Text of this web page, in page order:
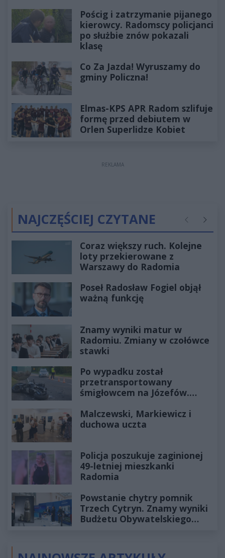
Pościg i zatrzymanie pijanego
kierowcy. Radomscy policjanci
po służbie znów pokazali
klasę
Co Za Jazda! Wyruszamy do
gminy Policzna!
Elmas-KPS APR Radom szlifuje
formę przed debiutem w
Orlen Superlidze Kobiet
REKLAMA
NAJCZĘŚCIEJ CZYTANE Poprzednie
Coraz większy ruch. Kolejne
loty przekierowane z
Warszawy do Radomia
Poseł Radosław Fogiel objął
ważną funkcję
Znamy wyniki matur w
Radomiu. Zmiany w czołówce
stawki
Po wypadku został
przetransportowany
śmigłowcem na Józefów.
Malczewski, Markiewicz i
duchowa uczta
Policja poszukuje zaginionej
49-letniej mieszkanki
Radomia
Powstanie chytry pomnik
Trzech Cytryn. Znamy wyniki
Budżetu Obywatelskiego